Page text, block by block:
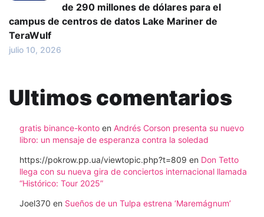
de 290 millones de dólares para el
campus de centros de datos Lake Mariner de
TeraWulf
julio 10, 2026
Ultimos comentarios
gratis binance-konto en Andrés Corson presenta su nuevo
libro: un mensaje de esperanza contra la soledad
https://pokrow.pp.ua/viewtopic.php?t=809 en Don Tetto
llega con su nueva gira de conciertos internacional llamada
“Histórico: Tour 2025”
Joel370 en Sueños de un Tulpa estrena ‘Maremágnum’